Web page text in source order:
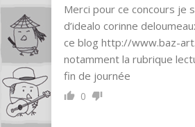
Merci pour ce concours je
d’idealo corinne
ce blog http://www.baz-
notamment la rubrique
fin de journée
0